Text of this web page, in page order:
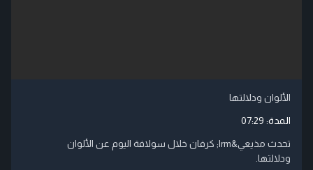
الألوان ودلالتها
المدة: 07:29
تحدث مذيعي‬&lrm; كرفان خلال سولافة اليوم عن الألوان
ودلالتها.